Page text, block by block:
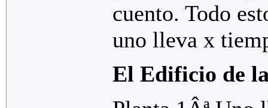
cuento. Todo
uno lleva x
El Edificio de